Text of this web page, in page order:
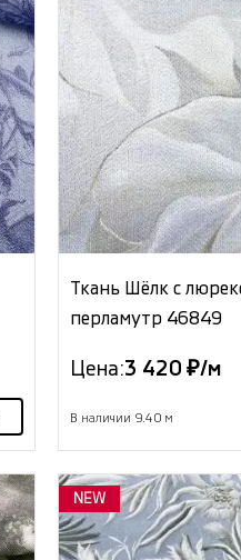
Ткань Шёлк с
перламутр 46849
Цена:3 420 ₽/м
В наличии 9.40 м
NEW